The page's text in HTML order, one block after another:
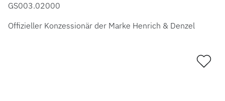
GS003.02000
Offizieller Konzessionär der Marke Henrich & Denzel